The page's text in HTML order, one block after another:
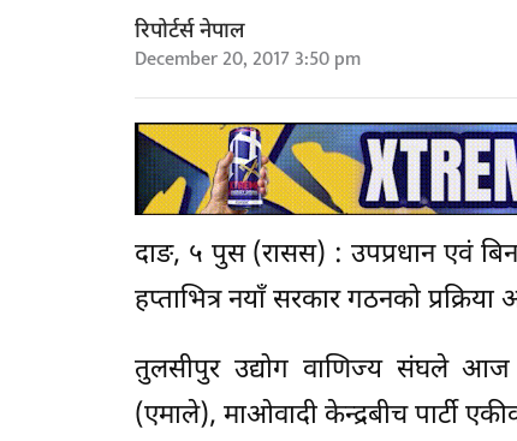
रिपोर्टर्स नेपाल
December 20, 2017 3:50 pm
दाङ, ५ पुस (रासस) : उपप्रधान एवं
हप्ताभित्र नयाँ सरकार गठनको
तुलसीपुर उद्योग वाणिज्य संघले आज
(एमाले), माओवादी केन्द्रबीच पार्टी